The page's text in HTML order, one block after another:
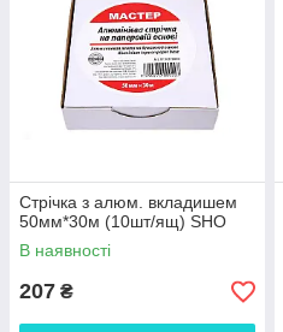
Стрічка з алюм. вкладишем
50мм*30м (10шт/ящ) SHO
В наявності
207 ₴